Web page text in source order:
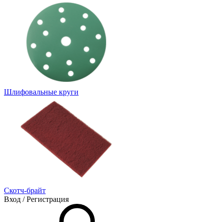
Шлифовальные круги
Скотч-брайт
Вход / Регистрация